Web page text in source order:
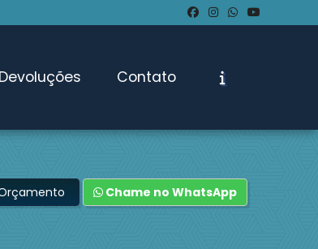
Contato
Chame no WhatsApp